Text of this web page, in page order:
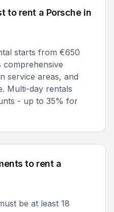
to rent a Porsche in
starts from €650
comprehensive
service areas, and
Multi-day rentals
- up to 35% for
to rent a
be at least 18